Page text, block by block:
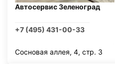
Автосервис Зеленоград
+7 (495) 431-00-33
Сосновая аллея, 4, стр. 3